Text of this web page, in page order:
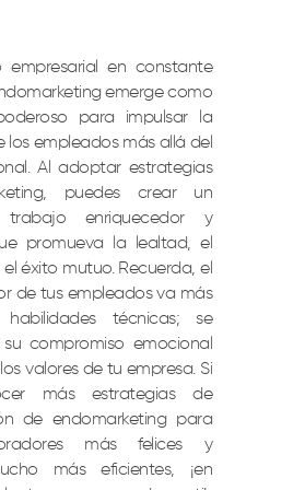
empresarial en constante
emerge como
para impulsar la
los empleados más allá del
Al adoptar estrategias
puedes crear un
enriquecedor y
promueva la lealtad, el
éxito mutuo. Recuerda, el
de tus empleados va más
técnicas; se
compromiso emocional
valores de tu empresa. Si
más estrategias de
de endomarketing para
más felices y
más eficientes, ¡en